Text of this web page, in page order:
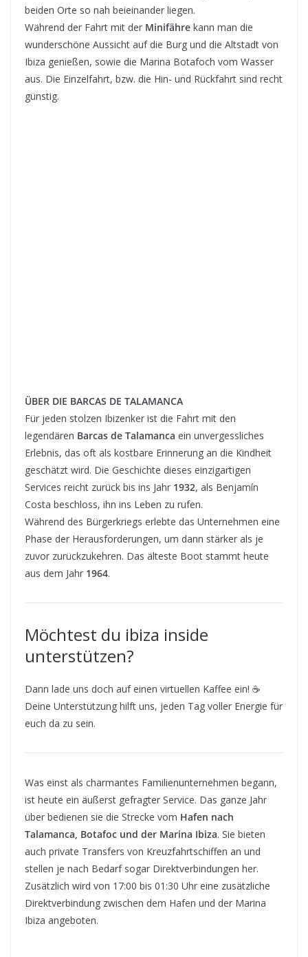
beiden Orte so nah beieinander liegen.
Während der Fahrt mit der Minifähre kann man die
wunderschöne Aussicht auf die Burg und die Altstadt von
Ibiza genießen, sowie die Marina Botafoch vom Wasser
aus. Die Einzelfahrt, bzw. die Hin- und Rückfahrt sind recht
günstig.
ÜBER DIE BARCAS DE TALAMANCA
Für jeden stolzen Ibizenker ist die Fahrt mit den
legendären Barcas de Talamanca ein unvergessliches
Erlebnis, das oft als kostbare Erinnerung an die Kindheit
geschätzt wird. Die Geschichte dieses einzigartigen
Services reicht zurück bis ins Jahr 1932, als Benjamín
Costa beschloss, ihn ins Leben zu rufen.
Während des Bürgerkriegs erlebte das Unternehmen eine
Phase der Herausforderungen, um dann stärker als je
zuvor zurückzukehren. Das älteste Boot stammt heute
aus dem Jahr 1964.
Möchtest du ibiza inside
unterstützen?
Dann lade uns doch auf einen virtuellen Kaffee ein! ☕
Deine Unterstützung hilft uns, jeden Tag voller Energie für
euch da zu sein.
Was einst als charmantes Familienunternehmen begann,
ist heute ein äußerst gefragter Service. Das ganze Jahr
über bedienen sie die Strecke vom Hafen nach
Talamanca, Botafoc und der Marina Ibiza. Sie bieten
auch private Transfers von Kreuzfahrtschiffen an und
stellen je nach Bedarf sogar Direktverbindungen her.
Zusätzlich wird von 17:00 bis 01:30 Uhr eine zusätzliche
Direktverbindung zwischen dem Hafen und der Marina
Ibiza angeboten.